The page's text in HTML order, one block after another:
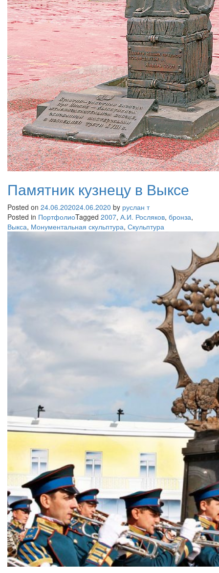
Памятник кузнецу в Выксе
Posted on 24.06.202024.06.2020 by руслан т
Posted in ПортфолиоTagged 2007, А.И. Росляков, бронза,
Выкса, Монументальная скульптура, Скульптура